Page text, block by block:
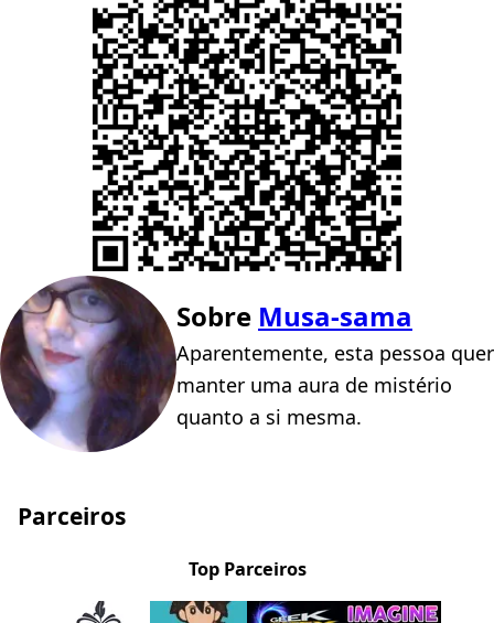
Sobre Musa-sama
Aparentemente, esta pessoa quer
manter uma aura de mistério
quanto a si mesma.
Parceiros
Top Parceiros